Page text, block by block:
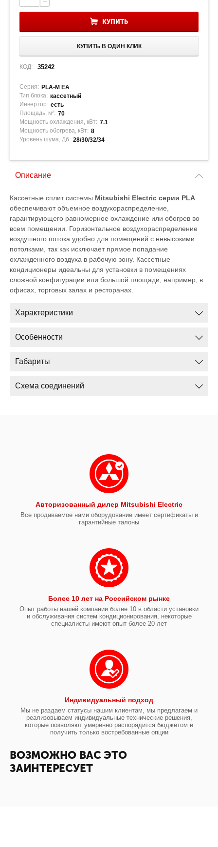
−
КУПИТЬ
КУПИТЬ В ОДИН КЛИК
КОД: 35242
Серия: PLA-M EA
Тип блока: кассетный
Инвертор: есть
Площадь, м²: 70
Мощность охлаждения, кВт: 7.1
Мощность обогрева, кВт: 8
Уровень шума, Дб: 28/30/32/34
Описание
Кассетные сплит системы Mitsubishi Electric серии PLA
обеспечивают объемное воздухораспределение,
гарантирующего равномерное охлаждение или обогрев во
всем помещении. Горизонтальное воздухораспределение
воздушного потока удобно для помещений с невысокими
потолками, так как исключает прямое попадание
охлажденного воздуха в рабочую зону. Кассетные
кондиционеры идеальны для установки в помещениях
сложной конфигурации или большой площади, например, в
офисах, торговых залах и ресторанах.
Характеристики
Особенности
Габариты
Схема соединений
Авторизованный дилер Mitsubishi Electric
Все продаваемое нами оборудование имеет сертификаты и
гарантийные талоны
Более 10 лет на Российском рынке
Опыт работы нашей компании более 10 в области установки
и обслуживания систем кондиционирования, некоторые
специалисты имеют опыт более 20 лет
Индивидуальный подход
Мы не раздаем статусы нашим клиентам, мы предлагаем и
реализовываем индивидуальные технические решения,
которые позволяют умеренно распорядится бюджетом и
получить только востребованные опции
ВОЗМОЖНО ВАС ЭТО
ЗАИНТЕРЕСУЕТ